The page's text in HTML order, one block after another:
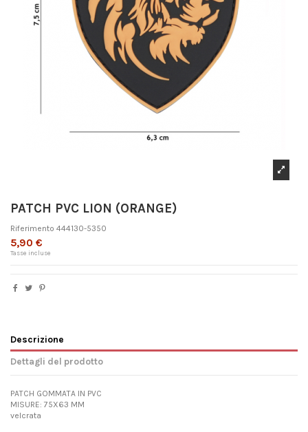
PATCH PVC LION (ORANGE)
Riferimento 444130-5350
5,90 €
Tasse incluse
Descrizione
Dettagli del prodotto
PATCH GOMMATA IN PVC
MISURE: 75X63 MM
velcrata